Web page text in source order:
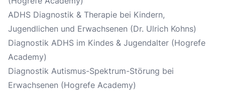
ADHS Diagnostik & Therapie bei Kindern,
Jugendlichen und Erwachsenen (Dr. Ulrich Kohns)
Diagnostik ADHS im Kindes & Jugendalter (Hogrefe
Academy)
Diagnostik Autismus-Spektrum-Störung bei
Erwachsenen (Hogrefe Academy)